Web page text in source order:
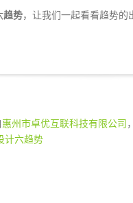
趋势，让我们一起看看趋势的
惠州市卓优互联科技有限公司
计六趋势